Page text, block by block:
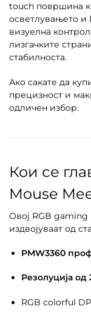
touch површина
осветлувањето и
визуелна
лизгачките
стабилноста.
Ако сакате да
прецизност и
одличен избор.
Кои се
Mouse
Овој RGB
издвојуваат од
PMW3360
Резолуција од
RGB colorful